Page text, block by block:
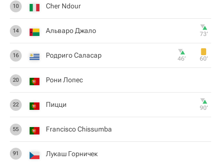
10 Cher Ndour
14 Альваро Джало 73‎’‎
16 Родриго Саласар 46‎’‎ 60‎’‎
20 Рони Лопес
22 Пицци 90‎’‎
55 Francisco Chissumba
91 Лукаш Горничек